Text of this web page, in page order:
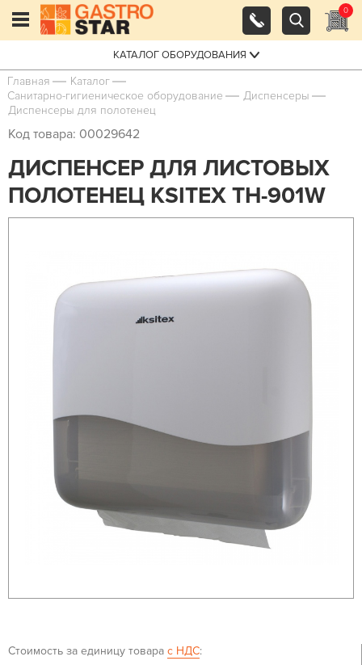
0
КАТАЛОГ ОБОРУДОВАНИЯ
Главная
Каталог
Санитарно-гигиеническое оборудование
Диспенсеры
Диспенсеры для полотенец
Код товара: 00029642
ДИСПЕНСЕР ДЛЯ ЛИСТОВЫХ
ПОЛОТЕНЕЦ KSITEX ТН-901W
Стоимость за единицу товара с НДС: